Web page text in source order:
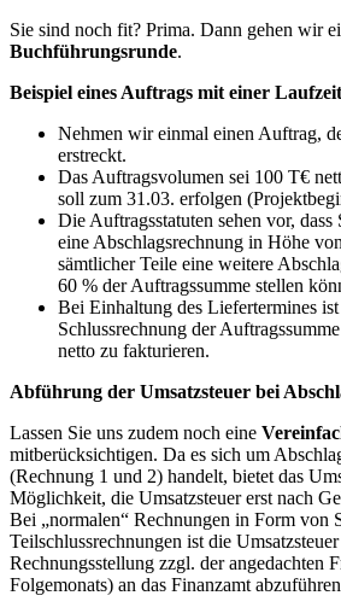
Sie sind noch fit? Prima. Dann gehen wir
Buchführungsrunde.
Beispiel eines Auftrags mit einer
Nehmen wir einmal einen Auftrag,
erstreckt.
Das Auftragsvolumen sei 100 T€
soll zum 31.03. erfolgen
Die Auftragsstatuten sehen vor,
eine Abschlagsrechnung in Höhe
sämtlicher Teile eine weitere
60 % der Auftragssumme stellen
Bei Einhaltung des Liefertermines
Schlussrechnung der
netto zu fakturieren.
Abführung der Umsatzsteuer bei
Lassen Sie uns zudem noch eine
mitberücksichtigen. Da es sich um
(Rechnung 1 und 2) handelt, bietet das
Möglichkeit, die Umsatzsteuer erst nach
Bei „normalen“ Rechnungen in Form von
Teilschlussrechnungen ist die
Rechnungsstellung zzgl. der angedachten
Folgemonats) an das Finanzamt